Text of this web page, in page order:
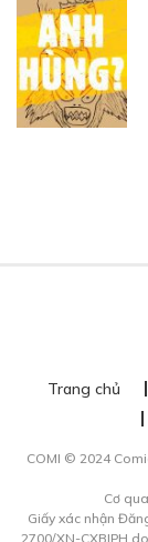
Trang chủ
COMI © 2024
Cơ
Giấy xác nhận
2700/XN-CXBIPH